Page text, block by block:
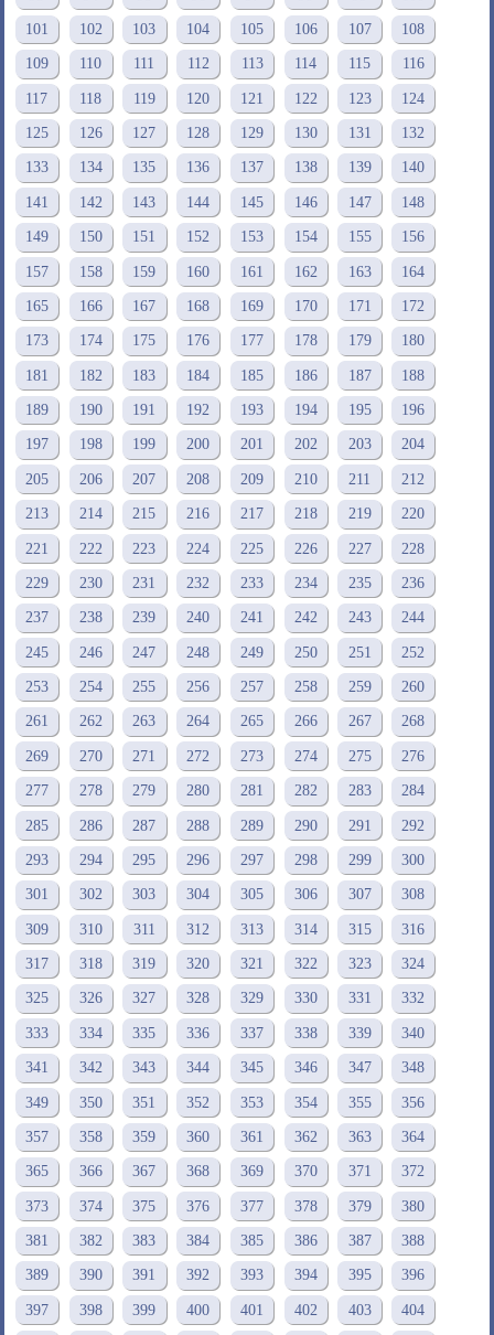
101 102 103 104 105 106 107 108
109 110 111 112 113 114 115 116
117 118 119 120 121 122 123 124
125 126 127 128 129 130 131 132
133 134 135 136 137 138 139 140
141 142 143 144 145 146 147 148
149 150 151 152 153 154 155 156
157 158 159 160 161 162 163 164
165 166 167 168 169 170 171 172
173 174 175 176 177 178 179 180
181 182 183 184 185 186 187 188
189 190 191 192 193 194 195 196
197 198 199 200 201 202 203 204
205 206 207 208 209 210 211 212
213 214 215 216 217 218 219 220
221 222 223 224 225 226 227 228
229 230 231 232 233 234 235 236
237 238 239 240 241 242 243 244
245 246 247 248 249 250 251 252
253 254 255 256 257 258 259 260
261 262 263 264 265 266 267 268
269 270 271 272 273 274 275 276
277 278 279 280 281 282 283 284
285 286 287 288 289 290 291 292
293 294 295 296 297 298 299 300
301 302 303 304 305 306 307 308
309 310 311 312 313 314 315 316
317 318 319 320 321 322 323 324
325 326 327 328 329 330 331 332
333 334 335 336 337 338 339 340
341 342 343 344 345 346 347 348
349 350 351 352 353 354 355 356
357 358 359 360 361 362 363 364
365 366 367 368 369 370 371 372
373 374 375 376 377 378 379 380
381 382 383 384 385 386 387 388
389 390 391 392 393 394 395 396
397 398 399 400 401 402 403 404